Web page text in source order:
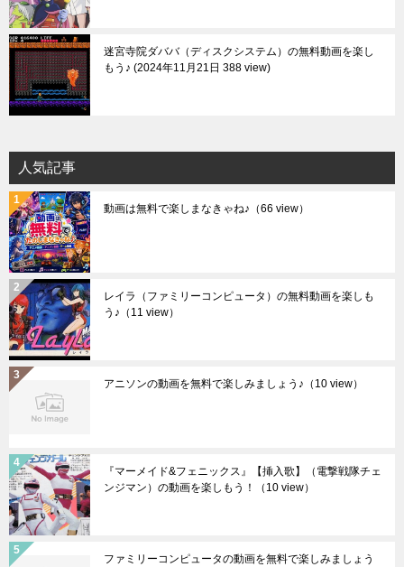
迷宮寺院ダババ（ディスクシステム）の無料動画を楽し
もう♪ 2024年11月21日 388 view
人気記事
動画は無料で楽しまなきゃね♪ （66 view）
レイラ（ファミリーコンピュータ）の無料動画を楽しも
う♪ （11 view）
アニソンの動画を無料で楽しみましょう♪ （10 view）
『マーメイド&フェニックス』【挿入歌】（電撃戦隊チェ
ンジマン）の動画を楽しもう！
（10 view）
ファミリーコンピュータの動画を無料で楽しみましょう